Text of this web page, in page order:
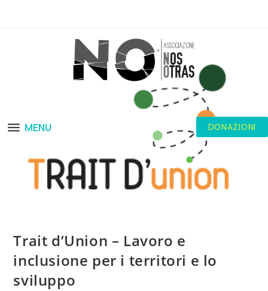
MENU DONAZIONI
Trait d’Union – Lavoro e
inclusione per i territori e lo
sviluppo